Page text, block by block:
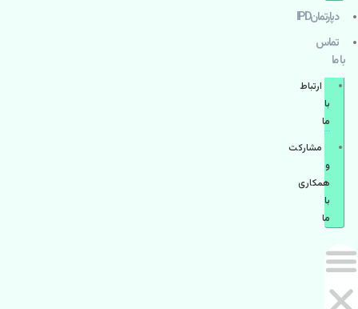
دپارتمانIPD
تماس
با ما
ارتباط
با
ما
مشاركت
و
همكاری
با
ما